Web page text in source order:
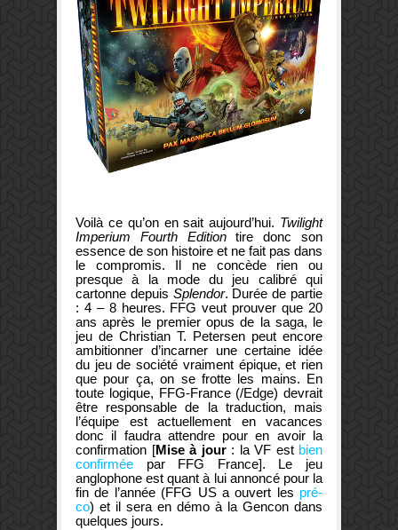
Voilà ce qu’on en sait aujourd’hui. Twilight
Imperium Fourth Editiontire donc son
essence de son histoire et ne fait pas dans
le compromis. Il ne concède rien ou
presque à la mode du jeu calibré qui
cartonne depuis Splendor. Durée de partie
: 4 – 8 heures. FFG veut prouver que 20
ans après le premier opus de la saga, le
jeu de Christian T. Petersen peut encore
ambitionner d’incarner une certaine idée
du jeu de société vraiment épique, et rien
que pour ça, on se frotte les mains. En
toute logique, FFG-France (/Edge) devrait
être responsable de la traduction, mais
l’équipe est actuellement en vacances
donc il faudra attendre pour en avoir la
confirmation [Mise à jour: la VF est bien
confirmée par FFG France]. Le jeu
anglophone est quant à lui annoncé pour la
fin de l’année (FFG US a ouvert les pré-
co) et il sera en démo à la Gencon dans
quelques jours.